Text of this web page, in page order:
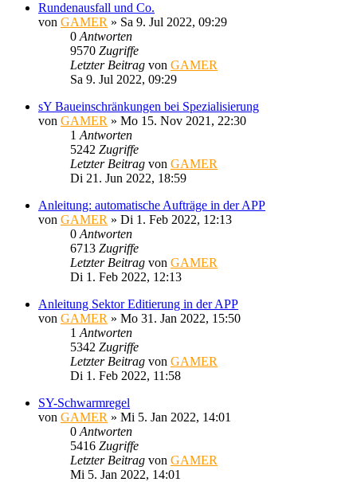
Rundenausfall und Co.
von GAMER » Sa 9. Jul 2022, 09:29
0 Antworten
9570 Zugriffe
Letzter Beitrag von GAMER
Sa 9. Jul 2022, 09:29
sY Baueinschränkungen bei Spezialisierung
von GAMER » Mo 15. Nov 2021, 22:30
1 Antworten
5242 Zugriffe
Letzter Beitrag von GAMER
Di 21. Jun 2022, 18:59
Anleitung: automatische Aufträge in der APP
von GAMER » Di 1. Feb 2022, 12:13
0 Antworten
6713 Zugriffe
Letzter Beitrag von GAMER
Di 1. Feb 2022, 12:13
Anleitung Sektor Editierung in der APP
von GAMER » Mo 31. Jan 2022, 15:50
1 Antworten
5342 Zugriffe
Letzter Beitrag von GAMER
Di 1. Feb 2022, 11:58
SY-Schwarmregel
von GAMER » Mi 5. Jan 2022, 14:01
0 Antworten
5416 Zugriffe
Letzter Beitrag von GAMER
Mi 5. Jan 2022, 14:01